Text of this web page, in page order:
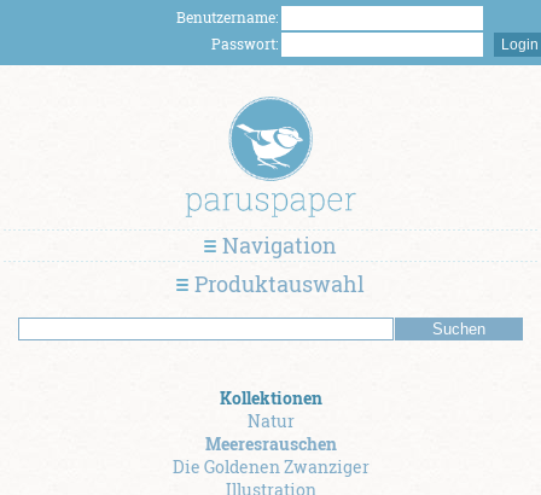
Benutzername:
Passwort:
Navigation
Produktauswahl
Kollektionen
Natur
Meeresrauschen
Die Goldenen Zwanziger
Illustration